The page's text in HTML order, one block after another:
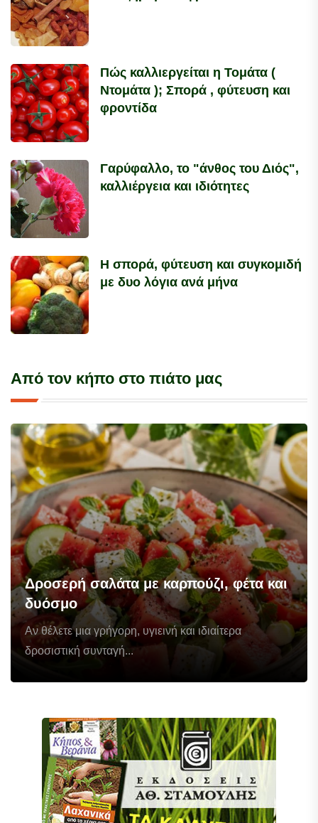
Πώς καλλιεργείται η Τομάτα (
Ντομάτα ); Σπορά , φύτευση και
φροντίδα
Γαρύφαλλο, το "άνθος του Διός",
καλλιέργεια και ιδιότητες
Η σπορά, φύτευση και συγκομιδή
με δυο λόγια ανά μήνα
Από τον κήπο στο πιάτο μας
Δροσερή σαλάτα με καρπούζι, φέτα και
δυόσμο
Αν θέλετε μια γρήγορη, υγιεινή και ιδιαίτερα
δροσιστική συνταγή...